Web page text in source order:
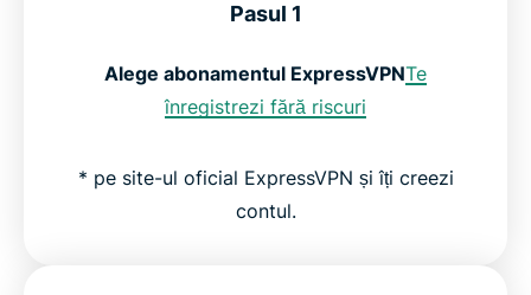
Pasul 1
Alege abonamentul ExpressVPNTe
înregistrezi fără riscuri
* pe site-ul oficial ExpressVPN și îți creezi
contul.